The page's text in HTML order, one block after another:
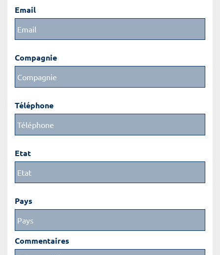
Email
Compagnie
Téléphone
Etat
Pays
Commentaires